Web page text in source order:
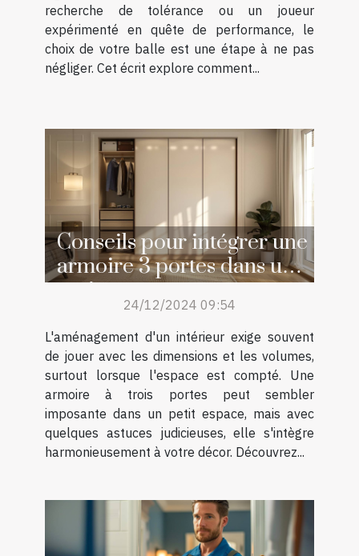
recherche de tolérance ou un joueur
expérimenté en quête de performance, le
choix de votre balle est une étape à ne pas
négliger. Cet écrit explore comment...
Conseils pour intégrer une
armoire 3 portes dans un
petit espace
24/12/2024 09:54
L'aménagement d'un intérieur exige souvent
de jouer avec les dimensions et les volumes,
surtout lorsque l'espace est compté. Une
armoire à trois portes peut sembler
imposante dans un petit espace, mais avec
quelques astuces judicieuses, elle s'intègre
harmonieusement à votre décor. Découvrez...